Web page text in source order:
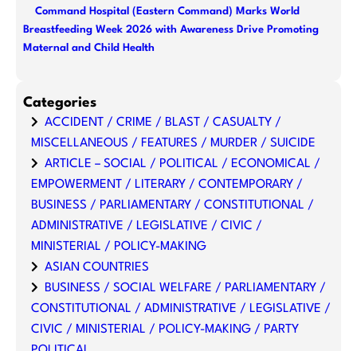
Command Hospital (Eastern Command) Marks World
Breastfeeding Week 2026 with Awareness Drive Promoting
Maternal and Child Health
Categories
ACCIDENT / CRIME / BLAST / CASUALTY /
MISCELLANEOUS / FEATURES / MURDER / SUICIDE
ARTICLE – SOCIAL / POLITICAL / ECONOMICAL /
EMPOWERMENT / LITERARY / CONTEMPORARY /
BUSINESS / PARLIAMENTARY / CONSTITUTIONAL /
ADMINISTRATIVE / LEGISLATIVE / CIVIC /
MINISTERIAL / POLICY-MAKING
ASIAN COUNTRIES
BUSINESS / SOCIAL WELFARE / PARLIAMENTARY /
CONSTITUTIONAL / ADMINISTRATIVE / LEGISLATIVE /
CIVIC / MINISTERIAL / POLICY-MAKING / PARTY